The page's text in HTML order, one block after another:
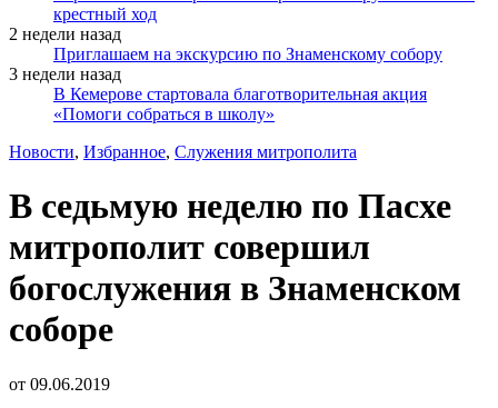
крестный ход
2 недели назад
Приглашаем на экскурсию по Знаменскому собору
3 недели назад
В Кемерове стартовала благотворительная акция
«Помоги собраться в школу»
Новости, Избранное, Служения митрополита
В седьмую неделю по Пасхе
митрополит совершил
богослужения в Знаменском
соборе
от 09.06.2019